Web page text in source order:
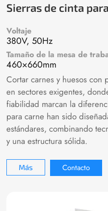
Sierras de cinta
Voltaje
380V, 50Hz
Tamaño de la mesa de
460×660mm
Cortar carnes y huesos con
en sectores exigentes,
fiabilidad marcan la
para carne han sido
estándares, combinando
y una estructura sólida.
Más Contacto